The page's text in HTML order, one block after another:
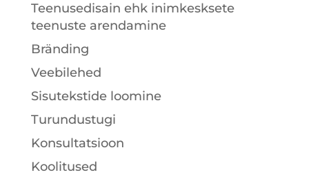
Teenusedisain ehk inimkesksete
teenuste arendamine
Bränding
Veebilehed
Sisutekstide loomine
Turundustugi
Konsultatsioon
Koolitused